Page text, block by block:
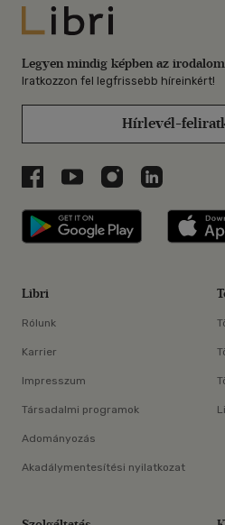
Libri
Legyen mindig képben az
Iratkozzon fel legfrissebb híreinkért!
Hírlevél-
Libri a Facebookon
Libri a Youtube-on
Libri azLibri a
Libri
Libri
Rólunk
Karrier
Impresszum
Társadalmi programok
Adományozás
Akadálymentesítési nyilatkozat